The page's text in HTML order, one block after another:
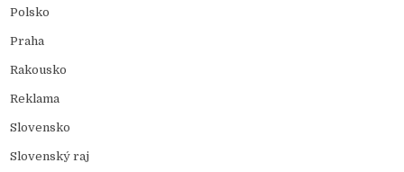
Polsko
Praha
Rakousko
Reklama
Slovensko
Slovenský raj